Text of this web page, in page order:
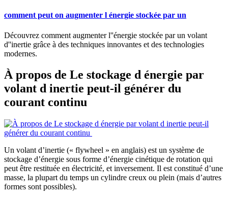
comment peut on augmenter l énergie stockée par un
Découvrez comment augmenter l''énergie stockée par un volant
d''inertie grâce à des techniques innovantes et des technologies
modernes.
À propos de Le stockage d énergie par
volant d inertie peut-il générer du
courant continu
Un volant d’inertie (« flywheel » en anglais) est un système de
stockage d’énergie sous forme d’énergie cinétique de rotation qui
peut être restituée en électricité, et inversement. Il est constitué d’une
masse, la plupart du temps un cylindre creux ou plein (mais d’autres
formes sont possibles).